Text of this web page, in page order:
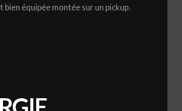
équipée montée sur un pickup.